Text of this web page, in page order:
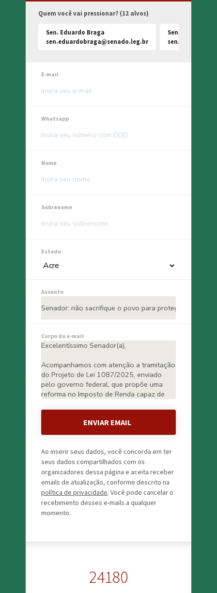
Quem você vai pressionar? (12 alvos)
Sen. Eduardo Braga
sen.eduardobraga@senado.leg.br
Sen. Efraim
E-mail
Whatsapp
Nome
Sobrenome
Estado
Assunto
Corpo do e-mail
ENVIAR EMAIL
Ao inserir seus dados, você concorda em ter
seus dados compartilhados com os
organizadores dessa página e aceita receber
emails de atualização, conforme descrito na
política de privacidade. Você pode cancelar o
recebimento desses e-mails a qualquer
momento.
24180